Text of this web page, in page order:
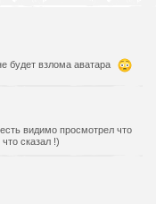
будет взлома аватара
видимо просмотрел что
сказал !)